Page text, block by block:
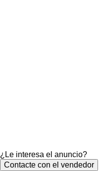
¿Le interesa el anuncio?
Contacte con el vendedor